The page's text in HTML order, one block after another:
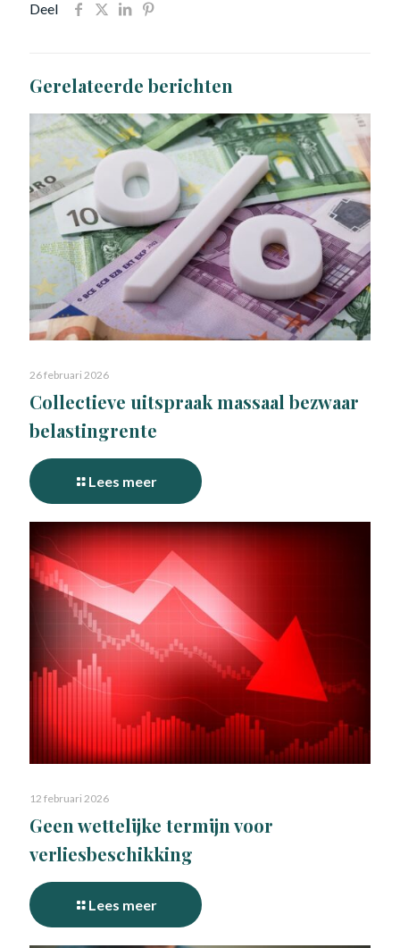
Deel
Gerelateerde berichten
26 februari 2026
Collectieve uitspraak massaal bezwaar
belastingrente
Lees meer
12 februari 2026
Geen wettelijke termijn voor
verliesbeschikking
Lees meer